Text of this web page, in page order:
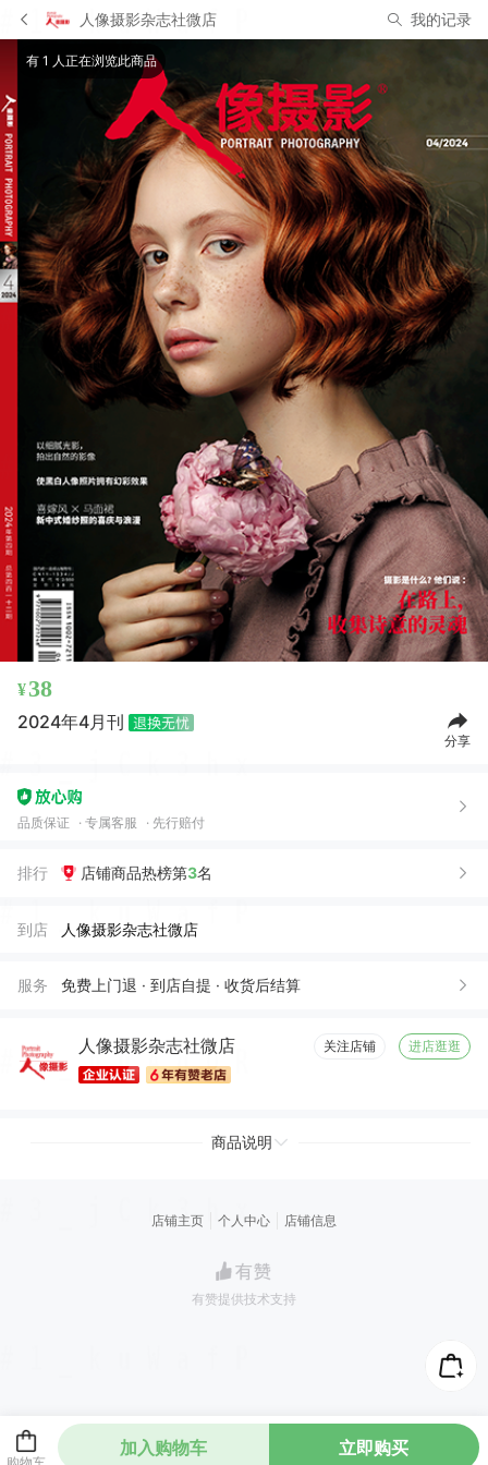
人像摄影杂志社微店 我的记录
有 1 人正在浏览此商品
¥38
2024年4月刊
分享
品质保证 专属客服 先行赔付
排行 店铺商品热榜第3名
到店 人像摄影杂志社微店
服务 免费上门退 · 到店自提 · 收货后结算
人像摄影杂志社微店 关注店铺 进店逛逛
商品说明
加入购物车 立即购买
店铺主页 个人中心 店铺信息
有赞提供技术支持